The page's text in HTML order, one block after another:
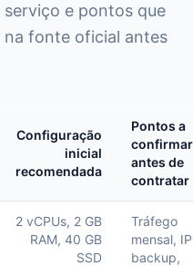
e pontos que
fonte oficial antes
Configuração
inicial
recomendada
Pontos a
confirmar
antes de
contratar
2 vCPUs, 2 GB
RAM, 40 GB
SSD
Tráfego
mensal,
backup,